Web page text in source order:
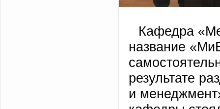
Кафедра
название
результате
и